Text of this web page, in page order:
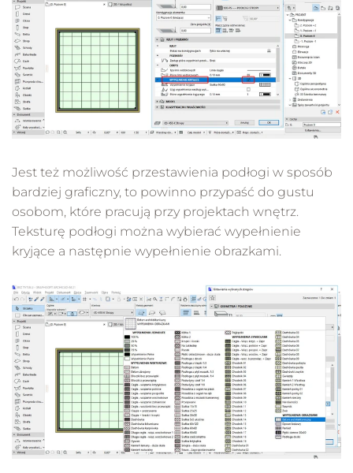
Jest też możliwość przestawienia podłogi w sposób
bardziej graficzny, to powinno przypaść do gustu
osobom, które pracują przy projektach wnętrz.
Teksturę podłogi można wybierać wypełnienie
kryjące a następnie wypełnienie obrazkami.